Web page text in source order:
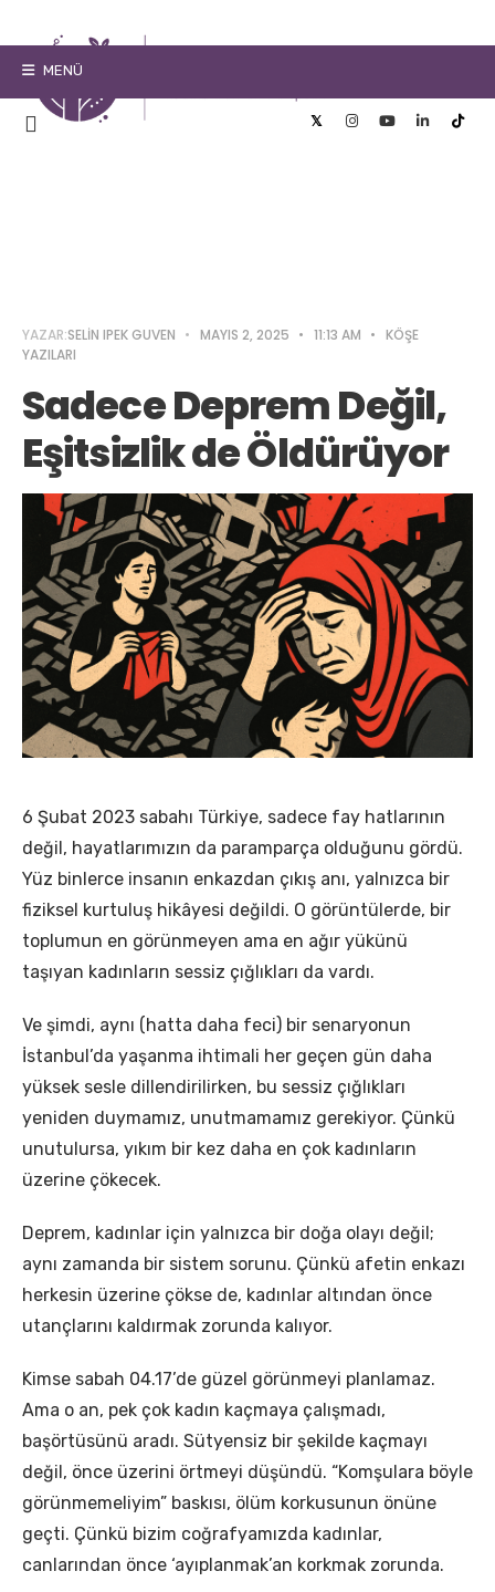
MENÜ
YAZAR:SELIN IPEK GUVEN • MAYIS 2, 2025 • 11:13 AM • KÖŞE
YAZILARI
Sadece Deprem Değil,
Eşitsizlik de Öldürüyor
6 Şubat 2023 sabahı Türkiye, sadece fay hatlarının
değil, hayatlarımızın da paramparça olduğunu gördü.
Yüz binlerce insanın enkazdan çıkış anı, yalnızca bir
fiziksel kurtuluş hikâyesi değildi. O görüntülerde, bir
toplumun en görünmeyen ama en ağır yükünü
taşıyan kadınların sessiz çığlıkları da vardı.
Ve şimdi, aynı (hatta daha feci) bir senaryonun
İstanbul’da yaşanma ihtimali her geçen gün daha
yüksek sesle dillendirilirken, bu sessiz çığlıkları
yeniden duymamız, unutmamamız gerekiyor. Çünkü
unutulursa, yıkım bir kez daha en çok kadınların
üzerine çökecek.
Deprem, kadınlar için yalnızca bir doğa olayı değil;
aynı zamanda bir sistem sorunu. Çünkü afetin enkazı
herkesin üzerine çökse de, kadınlar altından önce
utançlarını kaldırmak zorunda kalıyor.
Kimse sabah 04.17’de güzel görünmeyi planlamaz.
Ama o an, pek çok kadın kaçmaya çalışmadı,
başörtüsünü aradı. Sütyensiz bir şekilde kaçmayı
değil, önce üzerini örtmeyi düşündü. “Komşulara böyle
görünmemeliyim” baskısı, ölüm korkusunun önüne
geçti. Çünkü bizim coğrafyamızda kadınlar,
canlarından önce ‘ayıplanmak’an korkmak zorunda.